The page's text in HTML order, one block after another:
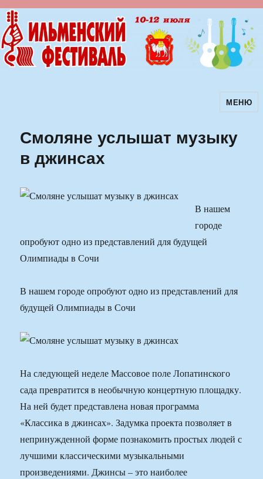
Ильменский фестиваль авторскойМЕНЮ
Смоляне услышат музыку
в джинсах
В нашем
городе
опробуют одно из представлений для будущей
Олимпиады в Сочи
В нашем городе опробуют одно из представлений для
будущей Олимпиады в Сочи
На следующей неделе Массовое поле Лопатинского
сада превратится в необычную концертную площадку.
На ней будет представлена новая программа
«Классика в джинсах». Задумка проекта позволяет в
непринужденной форме познакомить простых людей с
лучшими классическими музыкальными
произведениями. Джинсы – это наиболее